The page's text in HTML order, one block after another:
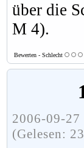
über die
M 4).
Bewerten - Schlecht
2006-09-
(Gelesen: